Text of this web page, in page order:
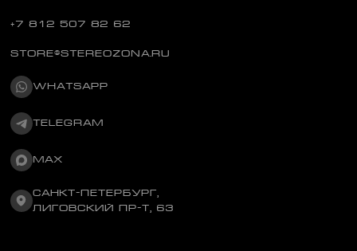
+7 812 507 82 62
STORE@STEREOZONA.RU
WHATSAPP
TELEGRAM
MAX
САНКТ-ПЕТЕРБУРГ,
ЛИГОВСКИЙ ПР-Т, 63